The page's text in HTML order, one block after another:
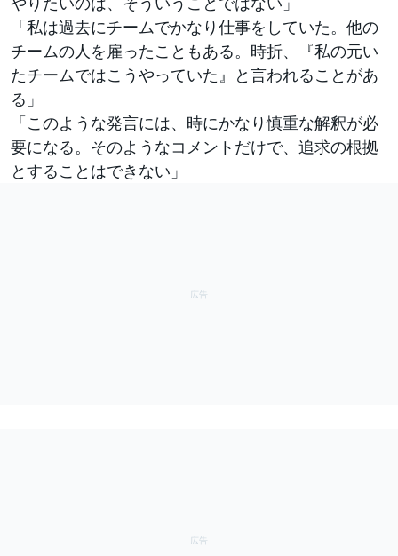
「私は過去にチームでかなり仕事をしていた。他の
チームの人を雇ったこともある。時折、『私の元い
たチームではこうやっていた』と言われることがあ
る」
「このような発言には、時にかなり慎重な解釈が必
要になる。そのようなコメントだけで、追求の根拠
とすることはできない」